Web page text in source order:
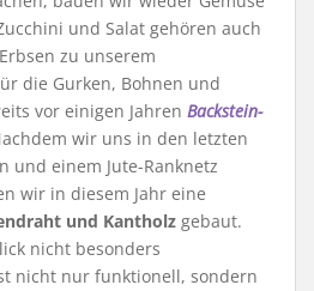
und Salat gehören auch
zu unserem
die Gurken, Bohnen und
vor einigen Jahren Backstein-
wir uns in den letzten
und einem Jute-Ranknetz
wir in diesem Jahr eine
und Kantholz gebaut.
nicht besonders
nicht nur funktionell, sondern